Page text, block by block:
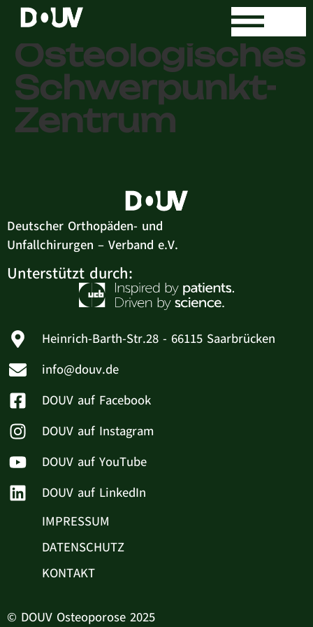
Ambulantes
Osteologisches
Schwerpunkt-
Zentrum
Deutscher Orthopäden- und
Unfallchirurgen – Verband e.V.
Unterstützt durch:
Heinrich-Barth-Str.28 - 66115 Saarbrücken
info@douv.de
DOUV auf Facebook
DOUV auf Instagram
DOUV auf YouTube
DOUV auf LinkedIn
IMPRESSUM
DATENSCHUTZ
KONTAKT
© DOUV Osteoporose 2025